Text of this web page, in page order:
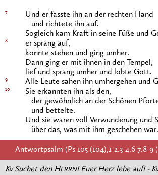
7
Und er fasste ihn an der rechten Hand
und richtete ihn auf.
Sogleich kam Kraft in seine Füße und
8
er sprang auf,
konnte stehen und ging umher.
Dann ging er mit ihnen in den Tempel,
lief und sprang umher und lobte Gott.
9 Alle Leute sahen ihn umhergehen und
10
Sie erkannten ihn als den,
der gewöhnlich an der Schönen
und bettelte.
Und sie waren voll Verwunderung und
über das, was mit ihm geschehen war.
Antwortpsalm (Ps 105 (104),1-2.3-4.6-7.8-9
Kv Suchet den HERRN! Euer Herz lebe auf! -